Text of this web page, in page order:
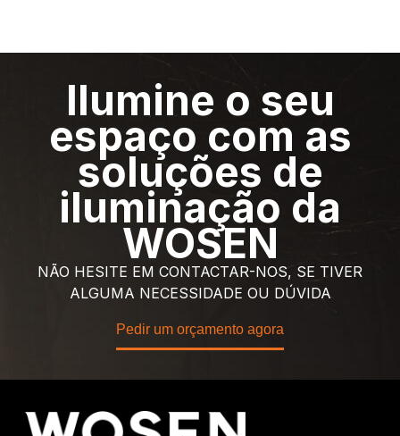
Ilumine o seu
espaço com as
soluções de
iluminação da
WOSEN
NÃO HESITE EM CONTACTAR-NOS, SE TIVER
ALGUMA NECESSIDADE OU DÚVIDA
Pedir um orçamento agora